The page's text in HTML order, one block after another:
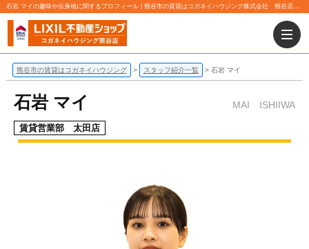
石岩 マイの趣味や出身地に関するプロフィール | 熊谷市の賃貸はコガネイハウジング株式会社 熊谷店にお任せ下さい！
熊谷市の賃貸はコガネイハウジング スタッフ紹介一覧 石岩 マイ
石岩 マイ MAI ISHIIWA
賃貸営業部 太田店